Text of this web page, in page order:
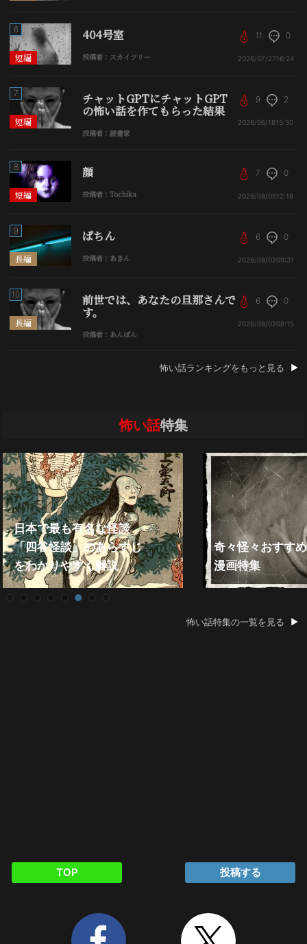
短編
6 404号室
投稿者：スカイツリー
11 0
2026/07/2716:24
短編
7 チャットGPTにチャットGPT
の怖い話を作てもらった結果
投稿者：読書家
9 2
2026/06/1815:30
短編
8 顔
投稿者：Tochika
7 0
2026/08/0512:18
長編
9 ぱちん
投稿者：あきん
6 0
2026/08/0209:31
長編
10 前世では、あなたの旦那さんで
す。
投稿者：あんぱん
6 0
2026/08/0208:15
怖い話ランキングをもっと見る
怖い話特集
日本で最も有名な怪談
「四谷怪談」のあらすじ
をわかりやすく解説
奇々怪々おすす
漫画特集
怖い話特集の一覧を見る
TOP 投稿する